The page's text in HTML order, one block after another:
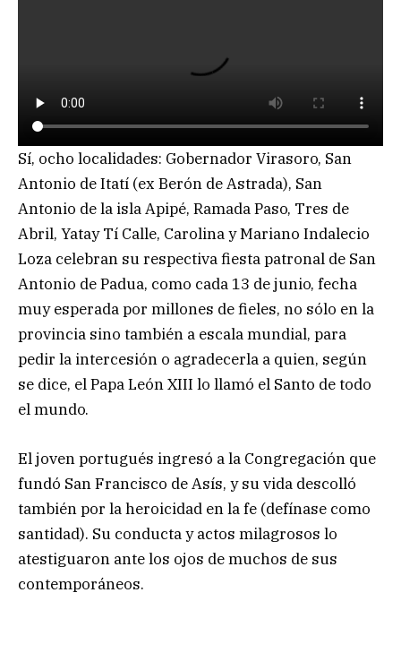
Sí, ocho localidades: Gobernador Virasoro, San
Antonio de Itatí (ex Berón de Astrada), San
Antonio de la isla Apipé, Ramada Paso, Tres de
Abril, Yatay Tí Calle, Carolina y Mariano Indalecio
Loza celebran su respectiva fiesta patronal de San
Antonio de Padua, como cada 13 de junio, fecha
muy esperada por millones de fieles, no sólo en la
provincia sino también a escala mundial, para
pedir la intercesión o agradecerla a quien, según
se dice, el Papa León XIII lo llamó el Santo de todo
el mundo.
El joven portugués ingresó a la Congregación que
fundó San Francisco de Asís, y su vida descolló
también por la heroicidad en la fe (defínase como
santidad). Su conducta y actos milagrosos lo
atestiguaron ante los ojos de muchos de sus
contemporáneos.